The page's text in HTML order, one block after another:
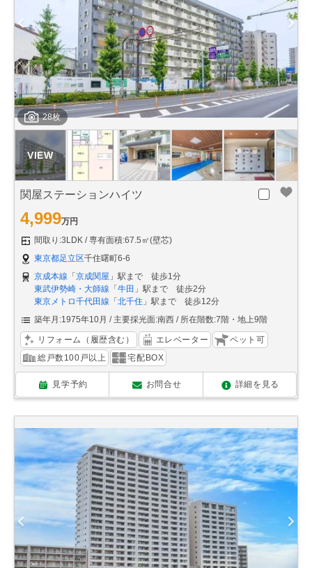
28枚
関屋ステーションハイツ
4,999万円
間取り:3LDK
専有面積:67.5㎡(壁芯)
東京都足立区千住曙町6-6
京成本線 「 京成関屋 」駅まで 徒歩1分
東武伊勢崎・大師線 「 牛田 」駅まで 徒歩2分
東京メトロ千代田線 「 北千住 」駅まで 徒歩12分
築年月:1975年10月
主要採光面:南西 所在階数:7階・地上9階
リフォーム（履歴含む） エレベーター
ペット可
総戸数100戸以上
宅配BOX
見学予約 お問合せ 詳細を見る